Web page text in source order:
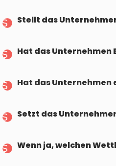
Stellt das
Hat das Unternehmen
Hat das
Setzt das
Wenn ja, welchen